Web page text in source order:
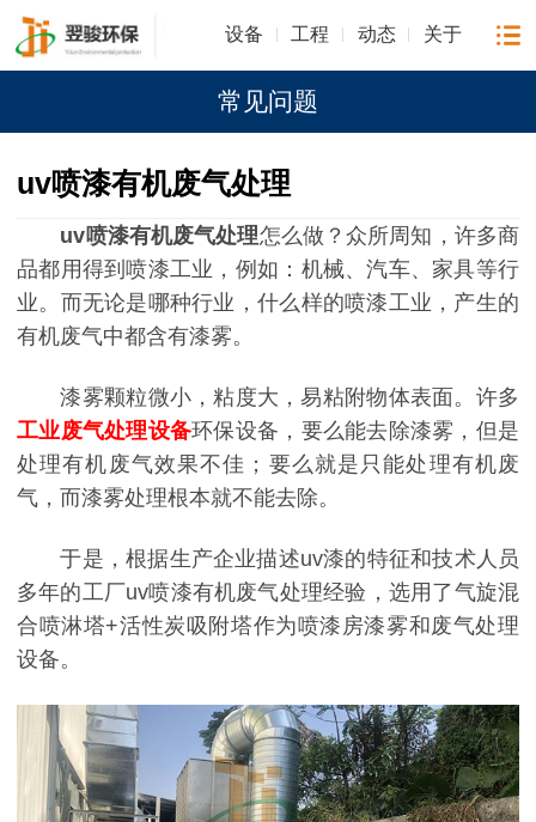
设备 工程 动态 关于
常见问题
uv喷漆有机废气处理
uv喷漆有机废气处理怎么做？众所周知，许多商
品都用得到喷漆工业，例如：机械、汽车、家具等行
业。而无论是哪种行业，什么样的喷漆工业，产生的
有机废气中都含有漆雾。
漆雾颗粒微小，粘度大，易粘附物体表面。许多
工业废气处理设备环保设备，要么能去除漆雾，但是
处理有机废气效果不佳；要么就是只能处理有机废
气，而漆雾处理根本就不能去除。
于是，根据生产企业描述uv漆的特征和技术人员
多年的工厂uv喷漆有机废气处理经验，选用了气旋混
合喷淋塔+活性炭吸附塔作为喷漆房漆雾和废气处理
设备。